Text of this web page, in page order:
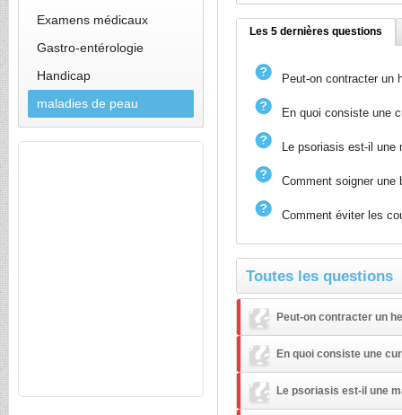
Examens médicaux
Gastro-entérologie
Handicap
maladies de peau
Les 5 dernières questions
Peut-on contracter un
En quoi consiste une
Le psoriasis est-il une
Comment soigner une
Comment éviter les
Toutes les questions
Peut-on contracter un
En quoi consiste une
Le psoriasis est-il une